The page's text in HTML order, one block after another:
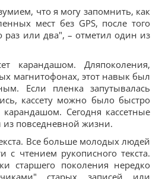
что я могу запомнить, как
мест без GPS, после того
раз или два", – отметил один из
карандашом. Дляпоколения,
магнитофонах, этот навык был
Если пленка запутывалась
кассету можно было быстро
Сегодня кассетные
из повседневной жизни.
Все больше молодых людей
с чтением рукописного текста.
старшего поколения нередко
старых записей или